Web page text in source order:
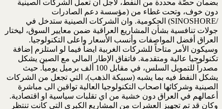
بضمان حصّة محددة من النفط، لأجل ان تعمل الشركات الصينية
دون خوف، وتحت غطاء من (مؤسسة دعم الصادرات
/SINOSHORE) الحكومية. وان الشركات الصينية ستدخل في
جولات تنافسية بشأن المشاريع العراقية ضمن معايير السوق، ليختار
العراق أفضل المواصفات وأنسب الأسعار واعلى التكنولوجيا.
وسيكون الأمر متاحاً للشركات الغربية ايضاً فيما لو استلزم إضافة
تكنولوجيا عالية ومتقدمة. فاتفاق الإطار المالي مع الصين يشكل
مصدراً للتمويل السلس، في مقابل 100 ألف برميل يومياً. حيث
يشكل النفط فيه بما يشبه (سبيكة الذهب)، التي تجعل من الشركات
الصينية وشركائها اصحاب التكنولوجيا العالية تواقين الى مباشرة
أعمالهم في العراق دون خشية من اي تقلبات سياسية او اقتصادية.
وكان قد تم تجهيز العشرات من المشاريع الكبرى التي كانت تنتظر